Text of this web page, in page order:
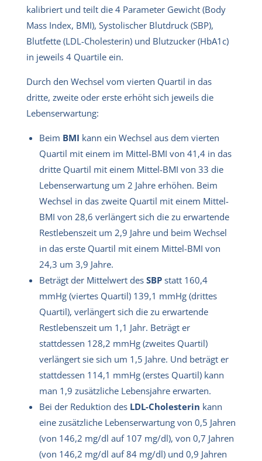
kalibriert und teilt die 4 Parameter Gewicht (Body
Mass Index, BMI), Systolischer Blutdruck (SBP),
Blutfette (LDL-Cholesterin) und Blutzucker (HbA1c)
in jeweils 4 Quartile ein.
Durch den Wechsel vom vierten Quartil in das
dritte, zweite oder erste erhöht sich jeweils die
Lebenserwartung:
Beim BMI kann ein Wechsel aus dem vierten
Quartil mit einem im Mittel-BMI von 41,4 in das
dritte Quartil mit einem Mittel-BMI von 33 die
Lebenserwartung um 2 Jahre erhöhen. Beim
Wechsel in das zweite Quartil mit einem Mittel-
BMI von 28,6 verlängert sich die zu erwartende
Restlebenszeit um 2,9 Jahre und beim Wechsel
in das erste Quartil mit einem Mittel-BMI von
24,3 um 3,9 Jahre.
Beträgt der Mittelwert des SBP statt 160,4
mmHg (viertes Quartil) 139,1 mmHg (drittes
Quartil), verlängert sich die zu erwartende
Restlebenszeit um 1,1 Jahr. Beträgt er
stattdessen 128,2 mmHg (zweites Quartil)
verlängert sie sich um 1,5 Jahre. Und beträgt er
stattdessen 114,1 mmHg (erstes Quartil) kann
man 1,9 zusätzliche Lebensjahre erwarten.
Bei der Reduktion des LDL-Cholesterin kann
eine zusätzliche Lebenserwartung von 0,5 Jahren
(von 146,2 mg/dl auf 107 mg/dl), von 0,7 Jahren
(von 146,2 mg/dl auf 84 mg/dl) und 0,9 Jahren